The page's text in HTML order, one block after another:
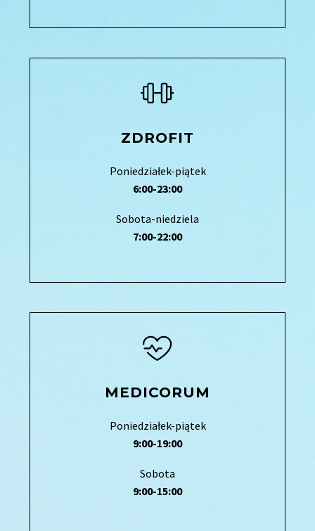
ZDROFIT
Poniedziałek-piątek
6:00-23:00
Sobota-niedziela
7:00-22:00
MEDICORUM
Poniedziałek-piątek
9:00-19:00
Sobota
9:00-15:00